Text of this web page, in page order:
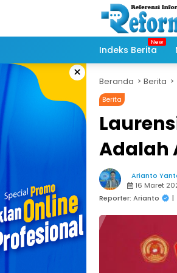
Indeks Berita
× Beranda Berita
Berita
Adalah
Arianto
16 Maret
Reporter: Arianto
|